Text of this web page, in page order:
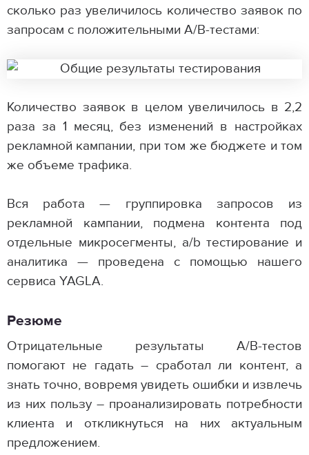
сколько раз увеличилось количество заявок по
запросам с положительными A/B-тестами:
Количество заявок в целом увеличилось в 2,2
раза за 1 месяц, без изменений в настройках
рекламной кампании, при том же бюджете и том
же объеме трафика.
Вся работа — группировка запросов из
рекламной кампании, подмена контента под
отдельные микросегменты, a/b тестирование и
аналитика — проведена с помощью нашего
сервиса YAGLA.
Резюме
Отрицательные результаты A/B-тестов
помогают не гадать – сработал ли контент, а
знать точно, вовремя увидеть ошибки и извлечь
из них пользу – проанализировать потребности
клиента и откликнуться на них актуальным
предложением.